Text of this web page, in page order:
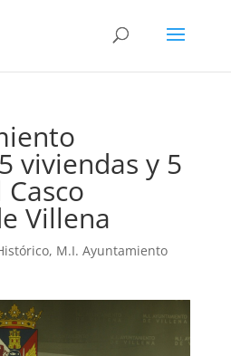
viviendas y 5
Villena
, M.I. Ayuntamiento